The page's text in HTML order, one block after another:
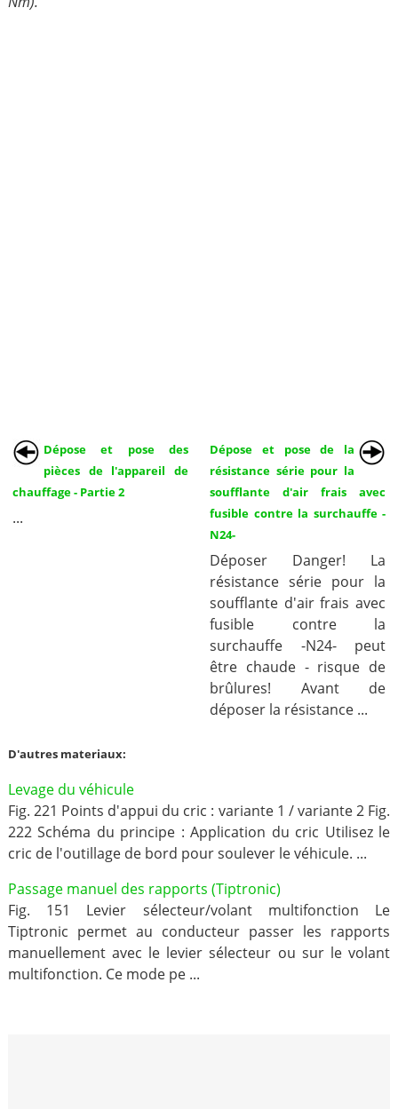
Dépose et pose des
pièces de l'appareil de
chauffage - Partie 2
...
Dépose et pose de la
résistance série pour la
soufflante d'air frais avec
fusible contre la surchauffe -
N24-
Déposer Danger! La
résistance série pour la
soufflante d'air frais avec
fusible contre la
surchauffe -N24- peut
être chaude - risque de
brûlures! Avant de
déposer la résistance ...
D'autres materiaux:
Levage du véhicule
Fig. 221 Points d'appui du cric : variante 1 / variante 2 Fig.
222 Schéma du principe : Application du cric Utilisez le
cric de l'outillage de bord pour soulever le véhicule. ...
Passage manuel des rapports (Tiptronic)
Fig. 151 Levier sélecteur/volant multifonction Le
Tiptronic permet au conducteur passer les rapports
manuellement avec le levier sélecteur ou sur le volant
multifonction. Ce mode pe ...